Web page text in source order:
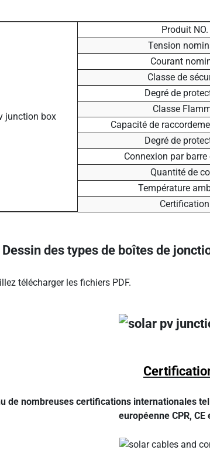
Produit NO.
Tension
Courant
Classe de
Degré de
Classe
Capacité de
Degré de
Connexion par
Quantité de
Température
Certification
Dessin des types de boîtes de
télécharger les fichiers PDF.
de nombreuses certifications internationales
européenne CPR, CE